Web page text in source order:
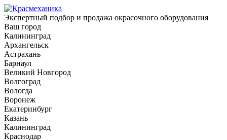
Экспертный подбор и продажа окрасочного оборудования
Ваш город
Калининград
Архангельск
Астрахань
Барнаул
Великий Новгород
Волгоград
Вологда
Воронеж
Екатеринбург
Казань
Калининград
Краснодар